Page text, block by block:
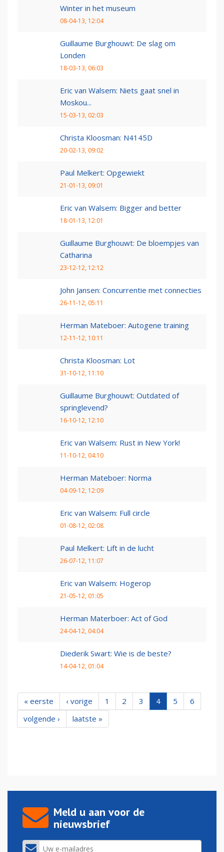
Winter in het museum
08-04-13, 12:04
Guillaume Burghouwt: De slag om
Londen
18-03-13, 06:03
Eric van Walsem: Niets gaat snel in
Moskou...
15-03-13, 02:03
Christa Kloosman: N4145D
20-02-13, 09:02
Paul Melkert: Opgewiekt
21-01-13, 09:01
Eric van Walsem: Bigger and better
18-01-13, 12:01
Guillaume Burghouwt: De bloempjes van
Catharina
23-12-12, 12:12
John Jansen: Concurrentie met connecties
26-11-12, 05:11
Herman Mateboer: Autogene training
12-11-12, 10:11
Christa Kloosman: Lot
31-10-12, 11:10
Guillaume Burghouwt: Outdated of
springlevend?
16-10-12, 12:10
Eric van Walsem: Rust in New York!
11-10-12, 04:10
Herman Mateboer: Norma
04-09-12, 12:09
Eric van Walsem: Full circle
01-08-12, 02:08
Paul Melkert: Lift in de lucht
26-07-12, 11:07
Eric van Walsem: Hogerop
21-05-12, 01:05
Herman Materboer: Act of God
24-04-12, 04:04
Diederik Swart: Wie is de beste?
14-04-12, 01:04
« eerste ‹ vorige 1 2 3 4 5
6
volgende ›
laatste »
Meld u aan voor de
nieuwsbrief